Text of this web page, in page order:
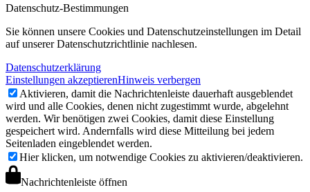
Datenschutz-Bestimmungen
Sie können unsere Cookies und Datenschutzeinstellungen im Detail
auf unserer Datenschutzrichtlinie nachlesen.
Datenschutzerklärung
Einstellungen akzeptierenHinweis verbergen
Aktivieren, damit die Nachrichtenleiste dauerhaft ausgeblendet
wird und alle Cookies, denen nicht zugestimmt wurde, abgelehnt
werden. Wir benötigen zwei Cookies, damit diese Einstellung
gespeichert wird. Andernfalls wird diese Mitteilung bei jedem
Seitenladen eingeblendet werden.
Hier klicken, um notwendige Cookies zu aktivieren/deaktivieren.
Nachrichtenleiste öffnen